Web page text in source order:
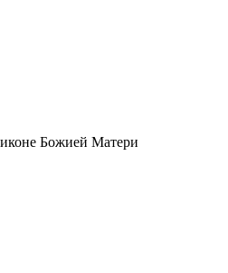
Божией Матери